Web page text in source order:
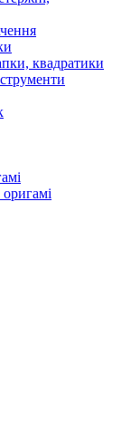
квадратики
оригамі